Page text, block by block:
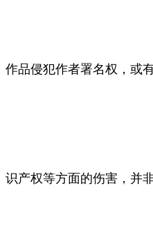
作品侵犯作者署名权，或
识产权等方面的伤害，并